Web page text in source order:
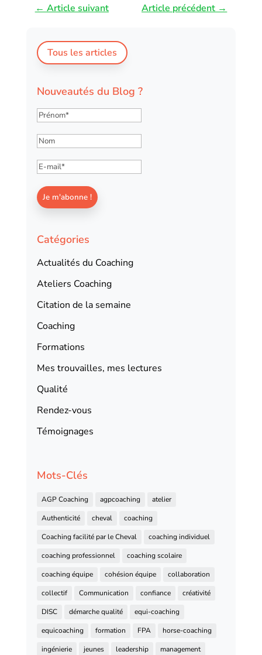
← Article suivant Article précédent →
Tous les articles
Nouveautés du Blog ?
Catégories
Actualités du Coaching
Ateliers Coaching
Citation de la semaine
Coaching
Formations
Mes trouvailles, mes lectures
Qualité
Rendez-vous
Témoignages
Mots-Clés
AGP Coaching agpcoaching
atelier
Authenticité
cheval
coaching
Coaching facilité par le Cheval
coaching individuel
coaching professionnel
coaching scolaire
coaching équipe
cohésion équipe
collaboration
collectif
Communication confiance
créativité
DISC
démarche qualité
equi-coaching
equicoaching
formation FPA
horse-coaching
ingénierie
jeunes leadership
management